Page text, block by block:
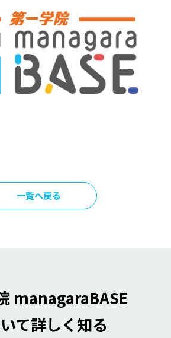
一覧へ戻る
managaraBASE
て詳しく知る